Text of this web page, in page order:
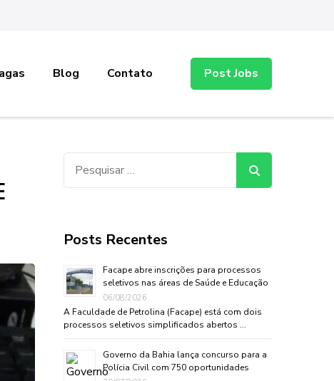
Blog Contato Post Jobs
Posts Recentes
Facape abre inscrições para processos
seletivos nas áreas de Saúde e Educação
06/08/2026
A Faculdade de Petrolina (Facape) está com dois
processos seletivos simplificados abertos …
Governo da Bahia lança concurso para a
Polícia Civil com 750 oportunidades